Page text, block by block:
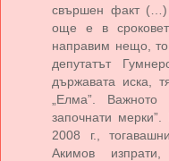
свършен факт (…)
още е в
направим нещо,
депутатът
държавата иска,
„Елма”.
започнати
2008 г.,
Акимов